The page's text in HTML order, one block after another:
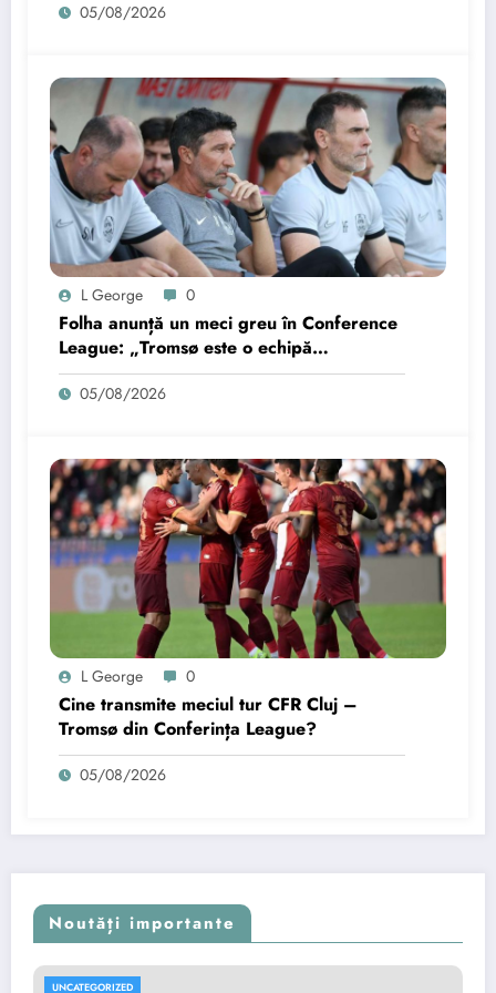
05/08/2026
L George 0
Folha anunță un meci greu în Conference
League: „Tromsø este o echipă
periculoasă”
05/08/2026
L George 0
Cine transmite meciul tur CFR Cluj –
Tromsø din Conferința League?
05/08/2026
Noutăți importante
UNCATEGORIZED